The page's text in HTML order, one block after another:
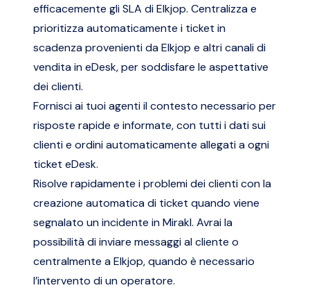
efficacemente gli SLA di Elkjop. Centralizza e
prioritizza automaticamente i ticket in
scadenza provenienti da Elkjop e altri canali di
vendita in eDesk, per soddisfare le aspettative
dei clienti.
Fornisci ai tuoi agenti il contesto necessario per
risposte rapide e informate, con tutti i dati sui
clienti e ordini automaticamente allegati a ogni
ticket eDesk.
Risolve rapidamente i problemi dei clienti con la
creazione automatica di ticket quando viene
segnalato un incidente in Mirakl. Avrai la
possibilità di inviare messaggi al cliente o
centralmente a Elkjop, quando è necessario
l’intervento di un operatore.